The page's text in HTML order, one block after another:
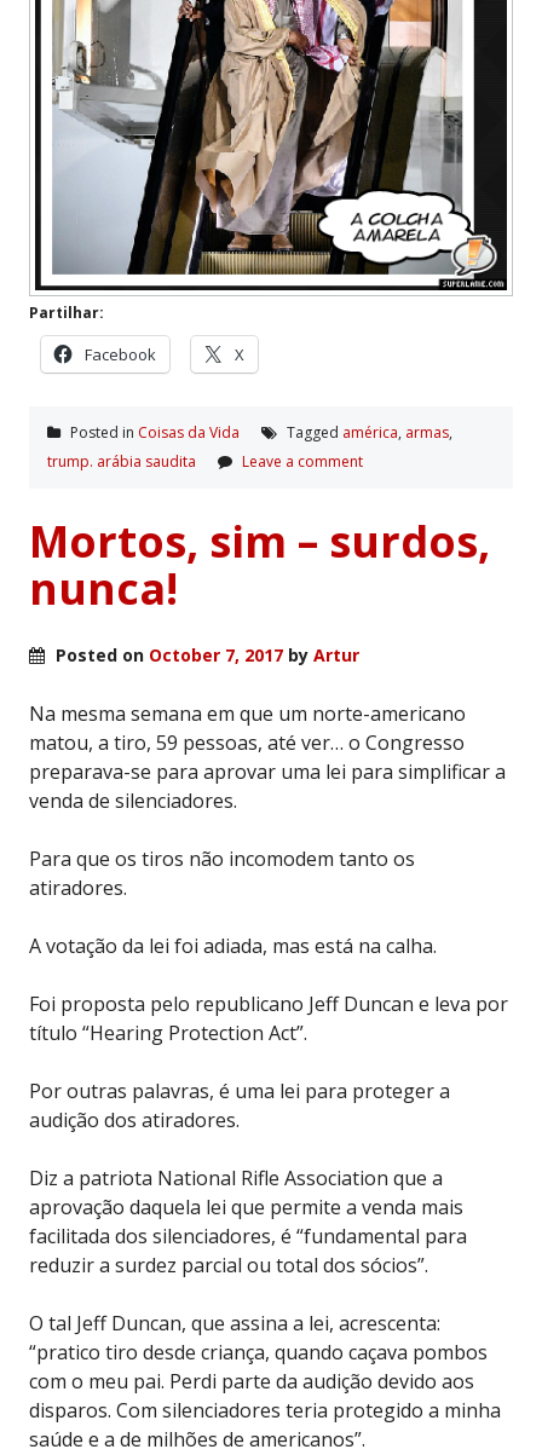
Partilhar:
Facebook X
Posted in Coisas da Vida Tagged américa, armas,
trump. arábia saudita
Leave a comment
Mortos, sim – surdos,
nunca!
Posted on October 7, 2017 by Artur
Na mesma semana em que um norte-americano
matou, a tiro, 59 pessoas, até ver… o Congresso
preparava-se para aprovar uma lei para simplificar a
venda de silenciadores.
Para que os tiros não incomodem tanto os
atiradores.
A votação da lei foi adiada, mas está na calha.
Foi proposta pelo republicano Jeff Duncan e leva por
título “Hearing Protection Act”.
Por outras palavras, é uma lei para proteger a
audição dos atiradores.
Diz a patriota National Rifle Association que a
aprovação daquela lei que permite a venda mais
facilitada dos silenciadores, é “fundamental para
reduzir a surdez parcial ou total dos sócios”.
O tal Jeff Duncan, que assina a lei, acrescenta:
“pratico tiro desde criança, quando caçava pombos
com o meu pai. Perdi parte da audição devido aos
disparos. Com silenciadores teria protegido a minha
saúde e a de milhões de americanos”.